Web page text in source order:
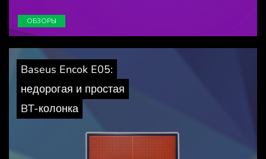
ОБЗОРЫ
Baseus Encok E05:
недорогая и простая
BT-колонка